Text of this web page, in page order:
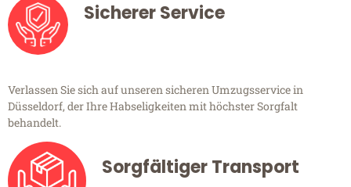
Sicherer Service
Verlassen Sie sich auf unseren sicheren Umzugsservice in
Düsseldorf, der Ihre Habseligkeiten mit höchster Sorgfalt
behandelt.
Sorgfältiger Transport